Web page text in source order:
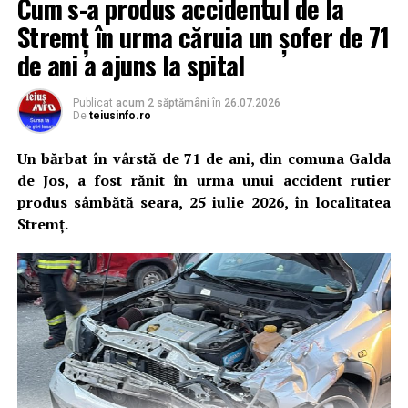
aflau la domiciliul acestuia.
Ulterior, acesta ar fi întreținut raporturi sexuale cu
femeia împotriva voinței acesteia, motiv pentru care
polițiștii efectuează cercetări și sub aspectul săvârșirii
infracțiunii de viol.
Totodată, polițiștii au emis pe numele bărbatului un
ordin de protecție provizoriu, valabil pentru o perioadă
de cinci zile, prin care i-a fost interzis să se apropie de
victimă.
Cercetările continuă pentru stabilirea tuturor
împrejurărilor în care s-au produs faptele și dispunerea
măsurilor legale.
Precizare:Reținerea pentru 24 de ore reprezintă o
măsură procesuală. Persoana cercetată beneficiază de
prezumția de nevinovăție până la pronunțarea unei
Cum s-a produs accidentul de la
Stremț în urma căruia un șofer de 71
de ani a ajuns la spital
Publicat acum 2 săptămâni în 26.07.2026
De teiusinfo.ro
Un bărbat în vârstă de 71 de ani, din comuna Galda
de Jos, a fost rănit în urma unui accident rutier
produs sâmbătă seara, 25 iulie 2026, în localitatea
Stremț.